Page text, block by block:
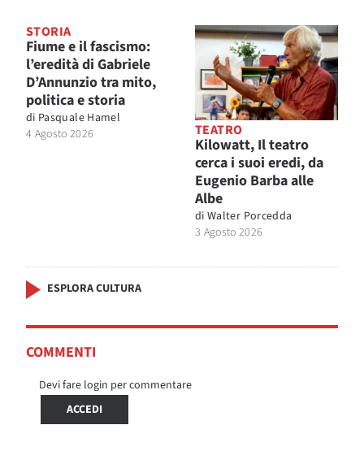
STORIA
Fiume e il fascismo:
l’eredità di Gabriele
D’Annunzio tra mito,
politica e storia
di Pasquale Hamel
4 Agosto 2026
TEATRO
Kilowatt, Il teatro
cerca i suoi eredi, da
Eugenio Barba alle
Albe
di Walter Porcedda
3 Agosto 2026
ESPLORA CULTURA
COMMENTI
Devi fare login per commentare
ACCEDI